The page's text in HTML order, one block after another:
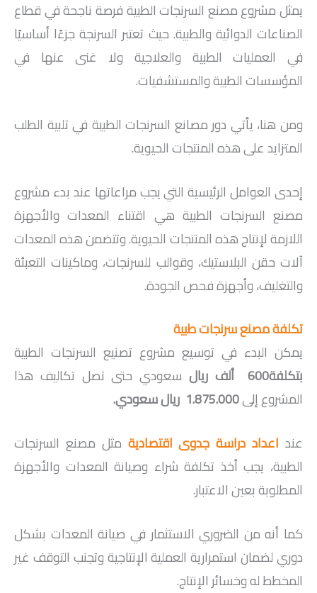
يمثل مشروع مصنع السرنجات الطبية فرصة ناجحة في قطاع
الصناعات الدوائية والطبية. حيث تعتبر السرنجة جزءًا أساسيًا
في العمليات الطبية والعلاجية ولا غنى عنها في
المؤسسات الطبية والمستشفيات.
ومن هنا، يأتي دور مصانع السرنجات الطبية في تلبية الطلب
المتزايد على هذه المنتجات الحيوية.
إحدى العوامل الرئيسية التي يجب مراعاتها عند بدء مشروع
مصنع السرنجات الطبية هي اقتناء المعدات والأجهزة
اللازمة لإنتاج هذه المنتجات الحيوية. وتتضمن هذه المعدات
آلات حقن البلاستيك، وقوالب للسرنجات، وماكينات التعبئة
والتغليف، وأجهزة فحص الجودة.
تكلفة مصنع سرنجات طبية
يمكن البدء في توسيع مشروع تصنيع السرنجات الطبية
بتكلفة600 ألف ريال سعودي حتى تصل تكاليف هذا
المشروع إلى1.875.000 ريال سعودي.
عند اعداد دراسة جدوى اقتصادية مثل مصنع السرنجات
الطبية، يجب أخذ تكلفة شراء وصيانة المعدات والأجهزة
المطلوبة بعين الاعتبار.
كما أنه من الضروري الاستثمار في صيانة المعدات بشكل
دوري لضمان استمرارية العملية الإنتاجية وتجنب التوقف غير
المخطط له وخسائر الإنتاج.